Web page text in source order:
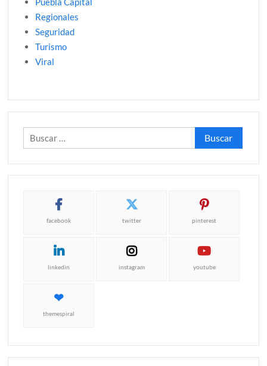
Regionales
Seguridad
Turismo
Viral
Buscar:
facebook twitter pinterest
linkedin instagram youtube
themespiral